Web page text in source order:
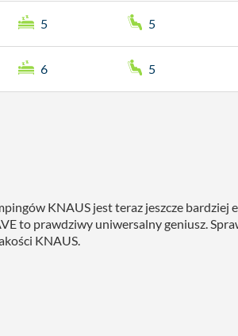
5 5
6 5
KNAUS jest teraz jeszcze
to prawdziwy uniwersalny geniusz.
KNAUS.